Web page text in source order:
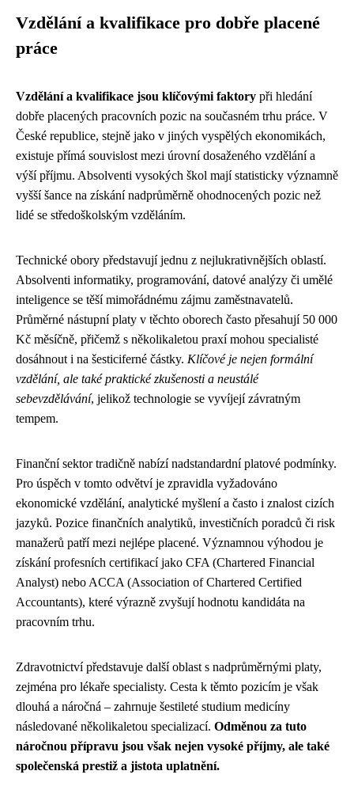
Vzdělání a kvalifikace pro dobře placené
práce
Vzdělání a kvalifikace jsou klíčovými faktory při hledání
dobře placených pracovních pozic na současném trhu práce. V
České republice, stejně jako v jiných vyspělých ekonomikách,
existuje přímá souvislost mezi úrovní dosaženého vzdělání a
výší příjmu. Absolventi vysokých škol mají statisticky významně
vyšší šance na získání nadprůměrně ohodnocených pozic než
lidé se středoškolským vzděláním.
Technické obory představují jednu z nejlukrativnějších oblastí.
Absolventi informatiky, programování, datové analýzy či umělé
inteligence se těší mimořádnému zájmu zaměstnavatelů.
Průměrné nástupní platy v těchto oborech často přesahují 50 000
Kč měsíčně, přičemž s několikaletou praxí mohou specialisté
dosáhnout i na šesticiferné částky. Klíčové je nejen formální
vzdělání, ale také praktické zkušenosti a neustálé
sebevzdělávání, jelikož technologie se vyvíjejí závratným
tempem.
Finanční sektor tradičně nabízí nadstandardní platové podmínky.
Pro úspěch v tomto odvětví je zpravidla vyžadováno
ekonomické vzdělání, analytické myšlení a často i znalost cizích
jazyků. Pozice finančních analytiků, investičních poradců či risk
manažerů patří mezi nejlépe placené. Významnou výhodou je
získání profesních certifikací jako CFA (Chartered Financial
Analyst) nebo ACCA (Association of Chartered Certified
Accountants), které výrazně zvyšují hodnotu kandidáta na
pracovním trhu.
Zdravotnictví představuje další oblast s nadprůměrnými platy,
zejména pro lékaře specialisty. Cesta k těmto pozicím je však
dlouhá a náročná – zahrnuje šestileté studium medicíny
následované několikaletou specializací. Odměnou za tuto
náročnou přípravu jsou však nejen vysoké příjmy, ale také
společenská prestiž a jistota uplatnění.